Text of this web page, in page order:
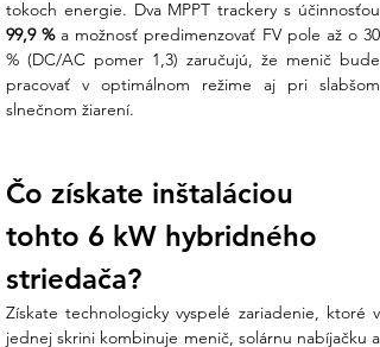
Rozsah
napätia
batérie
160 –
700 V
160 –
700 V
160 –
700 V
160 –
700 V
Max. nabíjací
prúd
30 A 30 A 37 A 50 A
6K)
Vstup z fotovoltiky (PV)
Maximálny DC vstupný výkon: 9 600 W
99,9 % a možnosť predimenzovať FV pole až o 30
% (DC/AC pomer 1,3) zaručujú, že menič bude
pracovať v optimálnom režime aj pri slabšom
slnečnom žiarení.
Čo získate inštaláciou
tohto 6 kW hybridného
striedača?
Získate technologicky vyspelé zariadenie, ktoré v
jednej skrini kombinuje menič, solárnu nabíjačku a